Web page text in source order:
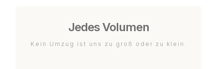
Jedes Volumen
Kein Umzug ist uns zu groß oder zu klein.